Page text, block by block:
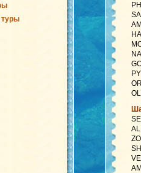
туры